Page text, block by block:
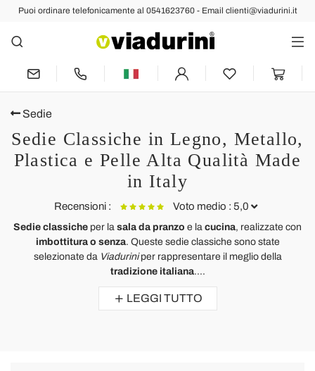
Puoi ordinare telefonicamente al 0541623760 - Email clienti@viadurini.it
Sedie
Sedie Classiche in Legno, Metallo,
Plastica e Pelle Alta Qualità Made
in Italy
Recensioni : Voto medio : 5,0
Sedia Imbottita di Design, con Lavorazione Capitonnè - Diana
Ich liebe diese klassischen Polsterstühle. Ich habe sie für mein
Esszimmer gekauft und sie sind nicht nur bequem, sondern auch
Sedie classiche per la sala da pranzo e la cucina, realizzate con
imbottitura o senza. Queste sedie classiche sono state
selezionate da Viaduriniper rappresentare il meglio della
tradizione italiana....
LEGGI TUTTO